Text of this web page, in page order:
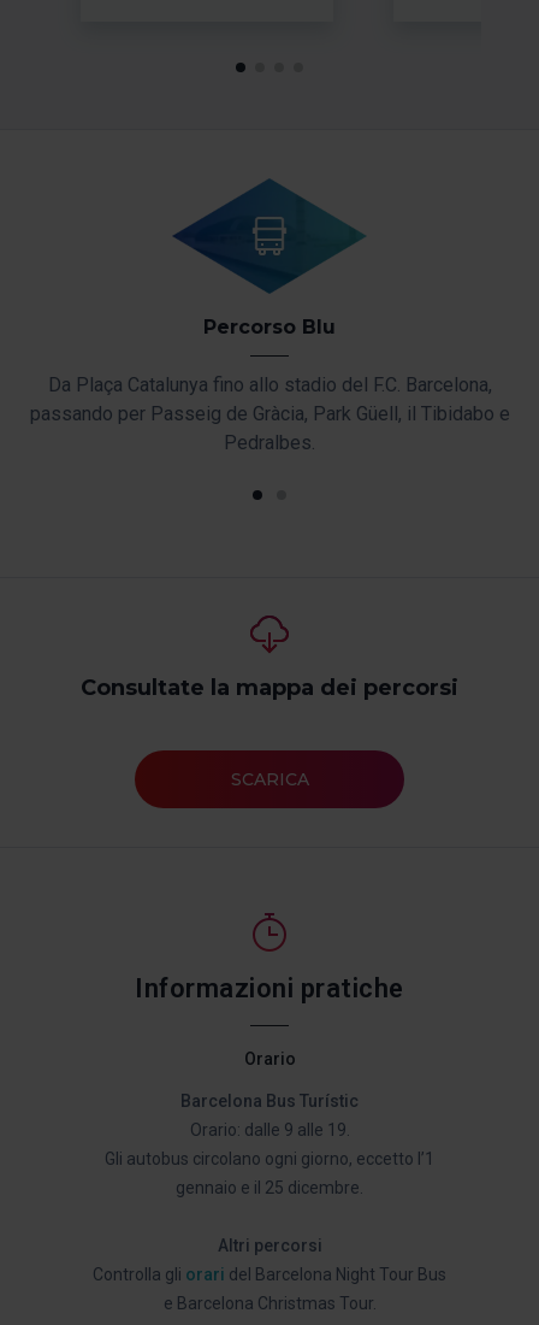
Percorso Blu
Da Plaça Catalunya fino allo stadio del F.C. Barcelona,
passando per Passeig de Gràcia, Park Güell, il Tibidabo e
Pedralbes.
Consultate la mappa dei percorsi
SCARICA
Informazioni pratiche
Orario
Barcelona Bus Turístic
Orario: dalle 9 alle 19.
Gli autobus circolano ogni giorno, eccetto l’1
gennaio e il 25 dicembre.
Altri percorsi
Controlla gli orari del Barcelona Night Tour Bus
e Barcelona Christmas Tour.